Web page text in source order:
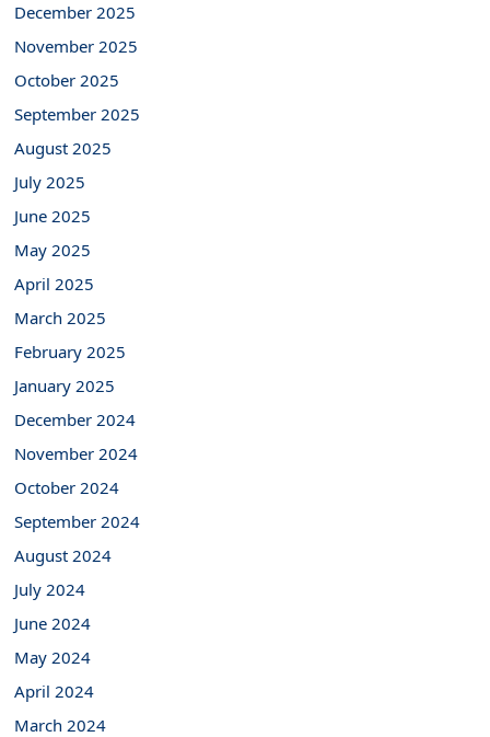
December 2025
November 2025
October 2025
September 2025
August 2025
July 2025
June 2025
May 2025
April 2025
March 2025
February 2025
January 2025
December 2024
November 2024
October 2024
September 2024
August 2024
July 2024
June 2024
May 2024
April 2024
March 2024